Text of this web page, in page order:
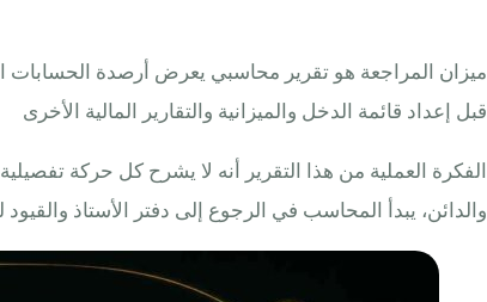
ميزان المراجعة هو تقرير محاسبي يعرض أرصدة الحسابات
قبل إعداد قائمة الدخل والميزانية والتقارير المالية الأخرى
الفكرة العملية من هذا التقرير أنه لا يشرح كل حركة
والدائن، يبدأ المحاسب في الرجوع إلى دفتر الأستاذ